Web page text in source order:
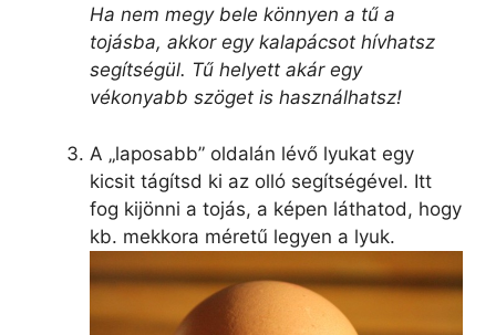
Ha nem megy bele könnyen a tű a
tojásba, akkor egy kalapácsot hívhatsz
segítségül. Tű helyett akár egy
vékonyabb szöget is használhatsz!
A „laposabb” oldalán lévő lyukat egy
kicsit tágítsd ki az olló segítségével. Itt
fog kijönni a tojás, a képen láthatod, hogy
kb. mekkora méretű legyen a lyuk.